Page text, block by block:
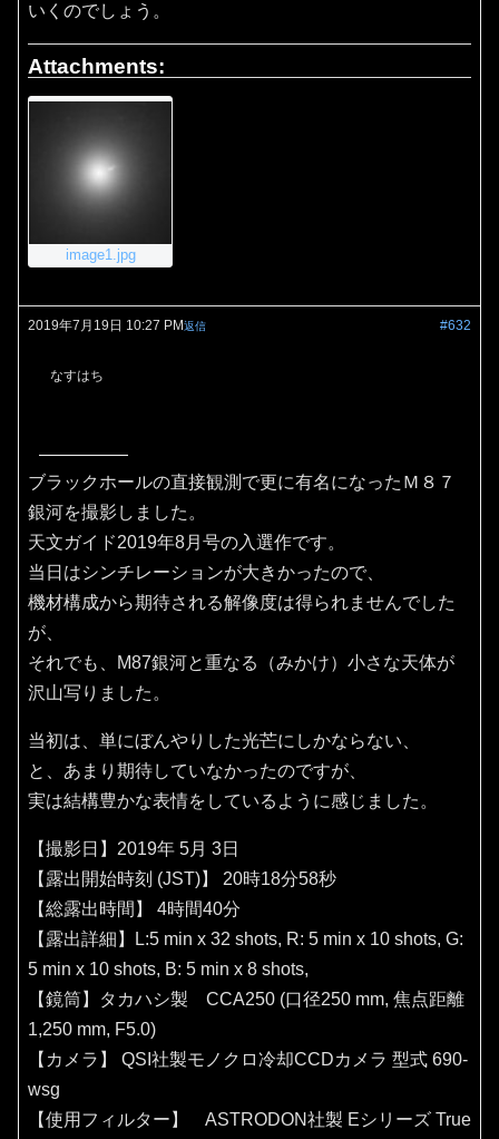
いくのでしょう。
Attachments:
image1.jpg
2019年7月19日 10:27 PM #632
返信
なすはち
ブラックホールの直接観測で更に有名になったＭ８７
銀河を撮影しました。
天文ガイド2019年8月号の入選作です。
当日はシンチレーションが大きかったので、
機材構成から期待される解像度は得られませんでした
が、
それでも、M87銀河と重なる（みかけ）小さな天体が
沢山写りました。
当初は、単にぼんやりした光芒にしかならない、
と、あまり期待していなかったのですが、
実は結構豊かな表情をしているように感じました。
【撮影日】2019年 5月 3日
【露出開始時刻 (JST)】 20時18分58秒
【総露出時間】 4時間40分
【露出詳細】L:5 min x 32 shots, R: 5 min x 10 shots, G:
5 min x 10 shots, B: 5 min x 8 shots,
【鏡筒】タカハシ製 CCA250 (口径250 mm, 焦点距離
1,250 mm, F5.0)
【カメラ】 QSI社製モノクロ冷却CCDカメラ 型式 690-
wsg
【使用フィルター】 ASTRODON社製 Eシリーズ True